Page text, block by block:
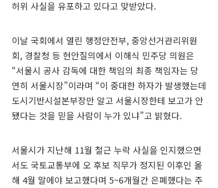
허위 사실을 유포하고 있다고 맞받았다.
이날 국회에서 열린 행정안전부, 중앙선거관리위원
회, 경찰청 등 현안질의에서 이해식 민주당 의원은
“서울시 공사 감독에 대한 책임의 최종 책임자는 당
연히 서울시장”이라며 “이 중대한 하자가 발생했는데
도시기반시설본부장만 알고 서울시장한테 보고가 안
됐다는 것을 믿을 사람이 누가 있냐”고 밝혔다.
서울시가 지난해 11월 철근 누락 사실을 인지했으면
서도 국토교통부에 오 후보 직무가 정지된 이후인 올
해 4월 말에야 보고했다며 5~6개월간 은폐했다는 주